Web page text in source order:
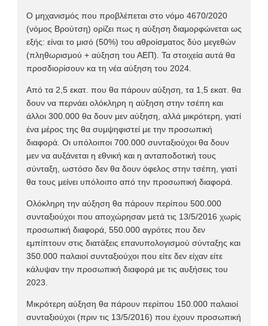
Ο μηχανισμός που προβλέπεται στο νόμο 4670/2020
(νόμος Βρούτση) ορίζει πως η αύξηση διαμορφώνεται ως
εξής: είναι το μισό (50%) του αθροίσματος δύο μεγεθών
(πληθωρισμού + αύξηση του ΑΕΠ). Τα στοιχεία αυτά θα
προσδιορίσουν κα τη νέα αύξηση του 2024.
Από τα 2,5 εκατ. που θα πάρουν αύξηση, τα 1,5 εκατ. θα
δουν να περνάει ολόκληρη η αύξηση στην τσέπη και
άλλοι 300.000 θα δουν μεν αύξηση, αλλά μικρότερη, γιατί
ένα μέρος της θα συμψηφιστεί με την προσωπική
διαφορά. Οι υπόλοιποι 700.000 συνταξιούχοι θα δουν
μεν να αυξάνεται η εθνική και η ανταποδοτική τους
σύνταξη, ωστόσο δεν θα δουν όφελος στην τσέπη, γιατί
θα τους μείνει υπόλοιπο από την προσωπική διαφορά.
Ολόκληρη την αύξηση θα πάρουν περίπου 500.000
συνταξιούχοι που αποχώρησαν μετά τις 13/5/2016 χωρίς
προσωπική διαφορά, 550.000 αγρότες που δεν
εμπίπτουν στις διατάξεις επανυπολογισμού σύνταξης και
350.000 παλαιοί συνταξιούχοι που είτε δεν είχαν είτε
κάλυψαν την προσωπική διαφορά με τις αυξήσεις του
2023.
Μικρότερη αύξηση θα πάρουν περίπου 150.000 παλαιοί
συνταξιούχοι (πριν τις 13/5/2016) που έχουν προσωπική